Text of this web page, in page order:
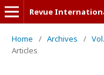
Home / Archives /
Articles